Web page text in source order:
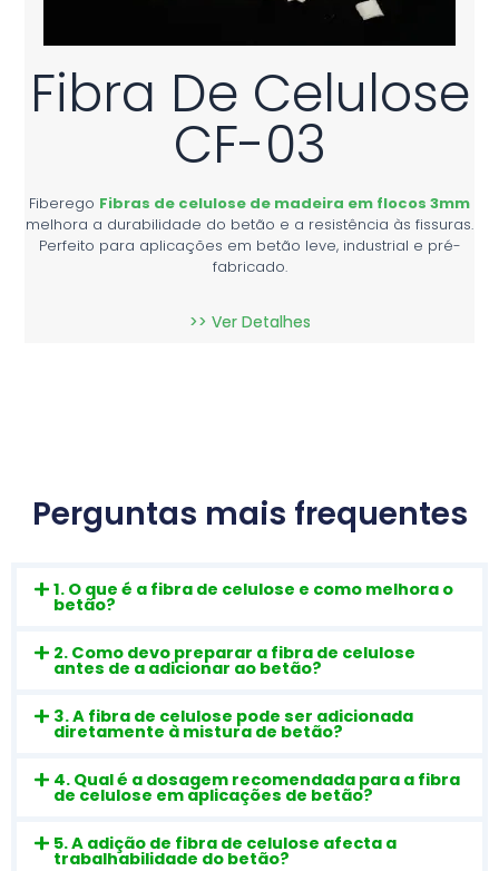
Fibra De Celulose
CF-03
Fiberego Fibras de celulose de madeira em flocos 3mm
melhora a durabilidade do betão e a resistência às fissuras.
Perfeito para aplicações em betão leve, industrial e pré-
fabricado.
>> Ver Detalhes
Perguntas mais frequentes
1. O que é a fibra de celulose e como melhora o
betão?
2. Como devo preparar a fibra de celulose
antes de a adicionar ao betão?
3. A fibra de celulose pode ser adicionada
diretamente à mistura de betão?
4. Qual é a dosagem recomendada para a fibra
de celulose em aplicações de betão?
5. A adição de fibra de celulose afecta a
trabalhabilidade do betão?